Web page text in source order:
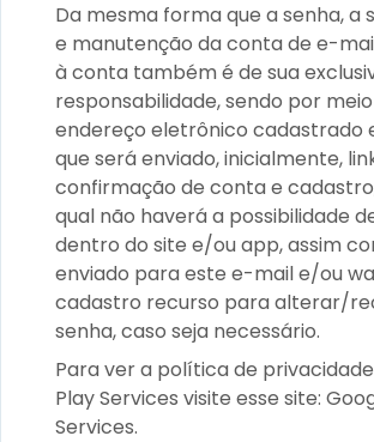
Da mesma forma que a senha, a
e manutenção da conta de e-
à conta também é de sua
responsabilidade, sendo por
endereço eletrônico cadastrado
que será enviado, inicialmente,
confirmação de conta e
qual não haverá a possibilidade
dentro do site e/ou app, assim
enviado para este e-mail e/ou
cadastro recurso para alterar/
senha, caso seja necessário.
Para ver a política de
Play Services visite esse site:
Services.